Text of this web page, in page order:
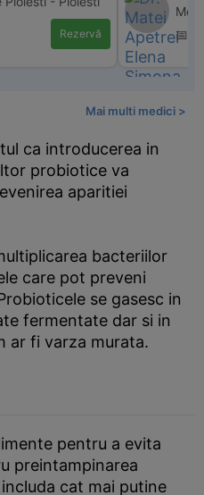
Rezervă
📅
Mai multi medici >
ca introducerea in
probiotice va
aparitiei
bacteriilor
care pot preveni
se gasesc in
fermentate dar si in
ar fi varza murata.
pentru a evita
preintampinarea
cat mai putine